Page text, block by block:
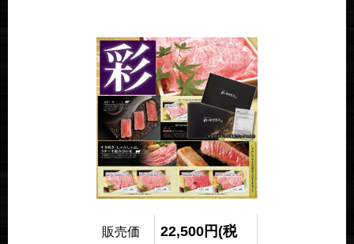
販売価
22,500円(税